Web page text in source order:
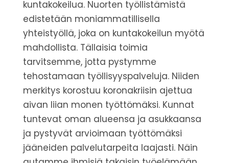
kuntakokeilua. Nuorten työllistämistä
edistetään moniammatillisella
yhteistyöllä, joka on kuntakokeilun myötä
mahdollista. Tällaisia toimia
tarvitsemme, jotta pystymme
tehostamaan työllisyyspalveluja. Niiden
merkitys korostuu koronakriisin ajettua
aivan liian monen työttömäksi. Kunnat
tuntevat oman alueensa ja asukkaansa
ja pystyvät arvioimaan työttömäksi
jääneiden palvelutarpeita laajasti. Näin